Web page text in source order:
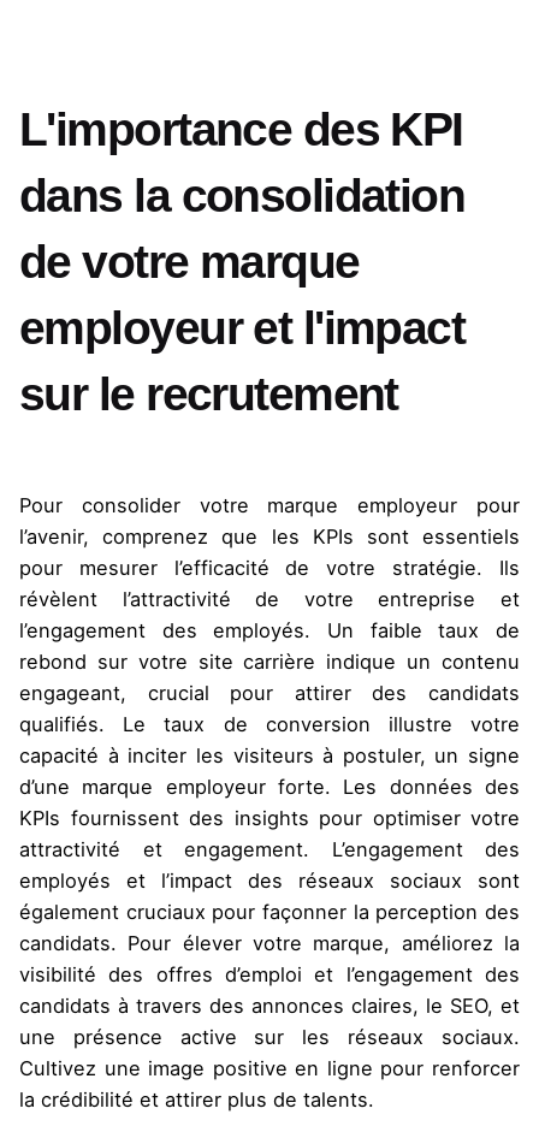
L'importance des KPI
dans la consolidation
de votre marque
employeur et l'impact
sur le recrutement
Pour consolider votre marque employeur pour
l’avenir, comprenez que les KPIs sont essentiels
pour mesurer l’efficacité de votre stratégie. Ils
révèlent l’attractivité de votre entreprise et
l’engagement des employés. Un faible taux de
rebond sur votre site carrière indique un contenu
engageant, crucial pour attirer des candidats
qualifiés. Le taux de conversion illustre votre
capacité à inciter les visiteurs à postuler, un signe
d’une marque employeur forte. Les données des
KPIs fournissent des insights pour optimiser votre
attractivité et engagement. L’engagement des
employés et l’impact des réseaux sociaux sont
également cruciaux pour façonner la perception des
candidats. Pour élever votre marque, améliorez la
visibilité des offres d’emploi et l’engagement des
candidats à travers des annonces claires, le SEO, et
une présence active sur les réseaux sociaux.
Cultivez une image positive en ligne pour renforcer
la crédibilité et attirer plus de talents.